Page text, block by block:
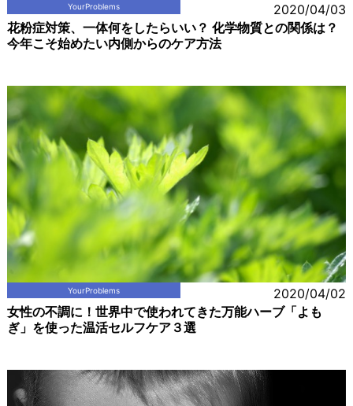
YourProblems 2020/04/03
花粉症対策、一体何をしたらいい？ 化学物質との関係は？
今年こそ始めたい内側からのケア方法
YourProblems 2020/04/02
女性の不調に！世界中で使われてきた万能ハーブ「よも
ぎ」を使った温活セルフケア３選